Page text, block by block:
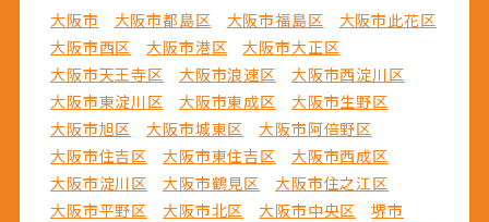
大阪市 大阪市都島区 大阪市福島区
大阪市此花区
大阪市西区
大阪市港区
大阪市大正区
大阪市天王寺区
大阪市浪速区
大阪市西淀川区
大阪市東淀川区
大阪市東成区
大阪市生野区
大阪市旭区
大阪市城東区
大阪市阿倍野区
大阪市住吉区
大阪市東住吉区
大阪市西成区
大阪市淀川区
大阪市鶴見区
大阪市住之江区
大阪市平野区
大阪市北区 大阪市中央区
堺市